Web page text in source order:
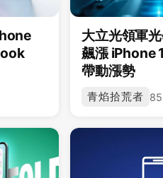
大立光領軍
飆漲 iPhone
帶動漲勢
青焰拾荒者